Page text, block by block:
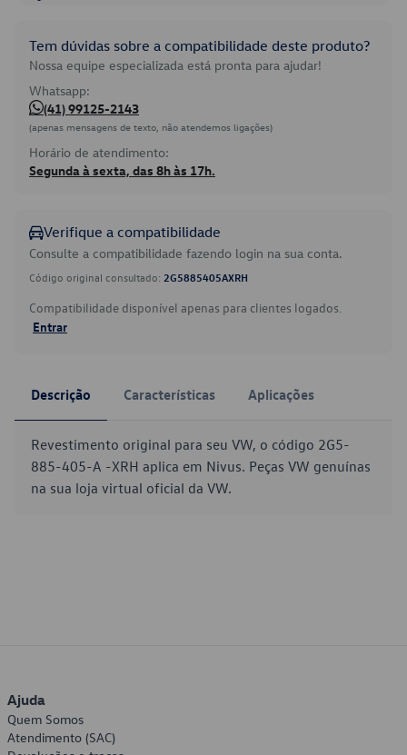
Tem dúvidas sobre a compatibilidade deste produto?
Nossa equipe especializada está pronta para ajudar!
Whatsapp:
(41) 99125-2143
(apenas mensagens de texto, não atendemos ligações)
Horário de atendimento:
Segunda à sexta, das 8h às 17h.
Verifique a compatibilidade
Consulte a compatibilidade fazendo login na sua conta.
Código original consultado: 2G5885405AXRH
Compatibilidade disponível apenas para clientes logados.
Entrar
Descrição Características Aplicações
Revestimento original para seu VW, o código 2G5-
885-405-A -XRH aplica em Nivus. Peças VW genuínas
na sua loja virtual oficial da VW.
Ajuda
Quem Somos
Atendimento (SAC)